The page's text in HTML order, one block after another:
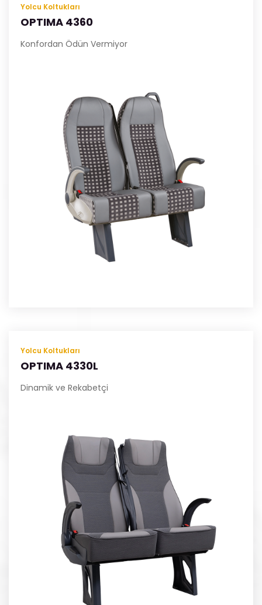
Yolcu Koltukları
OPTIMA 4360
Konfordan Ödün Vermiyor
Yolcu Koltukları
OPTIMA 4330L
Dinamik ve Rekabetçi